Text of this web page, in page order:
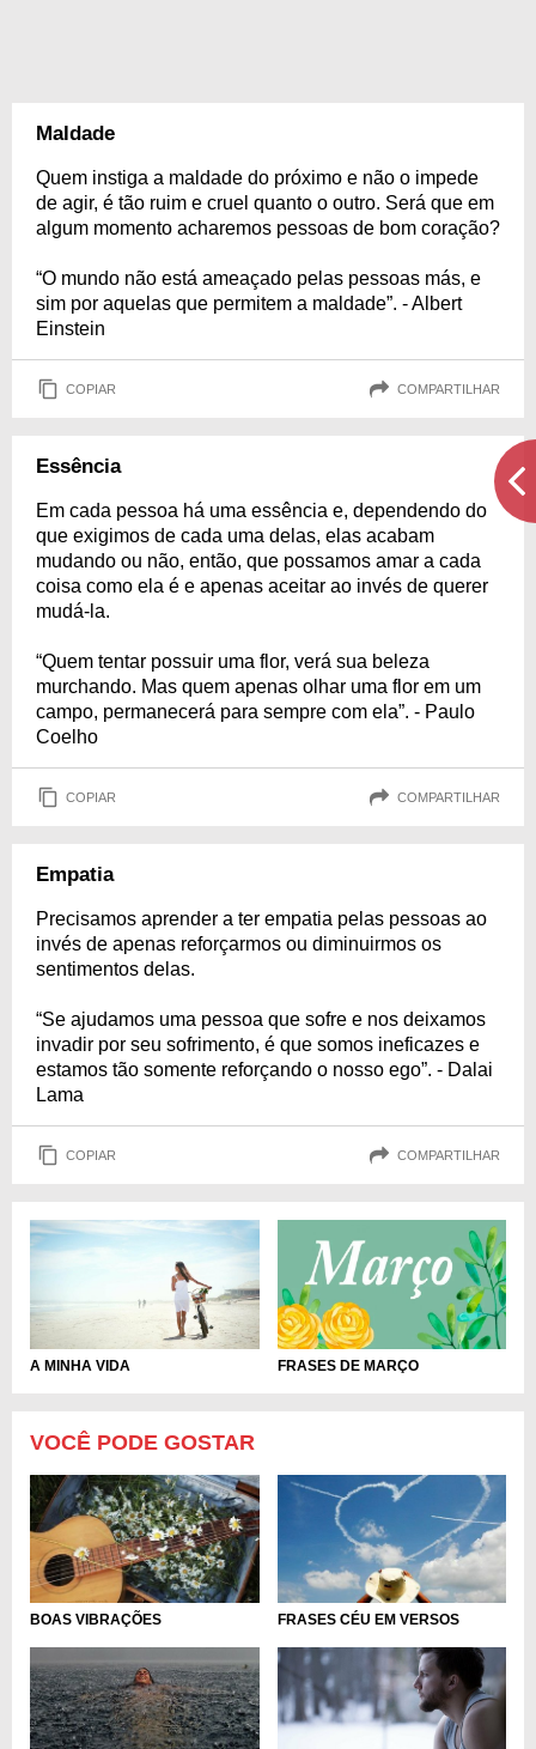
Maldade
Quem instiga a maldade do próximo e não o impede
de agir, é tão ruim e cruel quanto o outro. Será que em
algum momento acharemos pessoas de bom coração?
“O mundo não está ameaçado pelas pessoas más, e
sim por aquelas que permitem a maldade”. - Albert
Einstein
COPIAR COMPARTILHAR
Essência
Em cada pessoa há uma essência e, dependendo do
que exigimos de cada uma delas, elas acabam
mudando ou não, então, que possamos amar a cada
coisa como ela é e apenas aceitar ao invés de querer
mudá-la.
“Quem tentar possuir uma flor, verá sua beleza
murchando. Mas quem apenas olhar uma flor em um
campo, permanecerá para sempre com ela”. - Paulo
Coelho
COPIAR COMPARTILHAR
Empatia
Precisamos aprender a ter empatia pelas pessoas ao
invés de apenas reforçarmos ou diminuirmos os
sentimentos delas.
“Se ajudamos uma pessoa que sofre e nos deixamos
invadir por seu sofrimento, é que somos ineficazes e
estamos tão somente reforçando o nosso ego”. - Dalai
Lama
COPIAR COMPARTILHAR
A MINHA VIDA FRASES DE MARÇO
VOCÊ PODE GOSTAR
BOAS VIBRAÇÕES FRASES CÉU EM VERSOS